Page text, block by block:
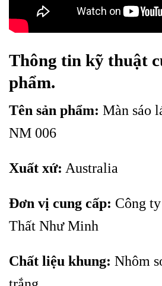
Thông tin kỹ thuật
phẩm.
Tên sản phẩm: Màn sáo
NM 006
Xuất xứ: Australia
Đơn vị cung cấp: Công
Thất Như Minh
Chất liệu khung: Nhôm